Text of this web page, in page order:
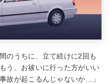
のうちに、立て続けに2回も
う、お祓いに行った方がいい
故が起こるんじゃないか…」